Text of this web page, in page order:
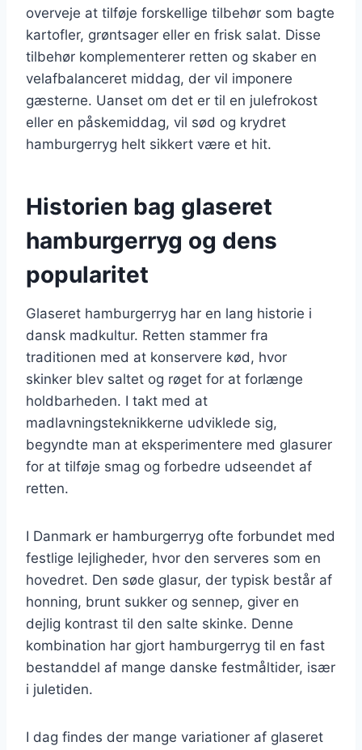
overveje at tilføje forskellige tilbehør som bagte
kartofler, grøntsager eller en frisk salat. Disse
tilbehør komplementerer retten og skaber en
velafbalanceret middag, der vil imponere
gæsterne. Uanset om det er til en julefrokost
eller en påskemiddag, vil sød og krydret
hamburgerryg helt sikkert være et hit.
Historien bag glaseret
hamburgerryg og dens
popularitet
Glaseret hamburgerryg har en lang historie i
dansk madkultur. Retten stammer fra
traditionen med at konservere kød, hvor
skinker blev saltet og røget for at forlænge
holdbarheden. I takt med at
madlavningsteknikkerne udviklede sig,
begyndte man at eksperimentere med glasurer
for at tilføje smag og forbedre udseendet af
retten.
I Danmark er hamburgerryg ofte forbundet med
festlige lejligheder, hvor den serveres som en
hovedret. Den søde glasur, der typisk består af
honning, brunt sukker og sennep, giver en
dejlig kontrast til den salte skinke. Denne
kombination har gjort hamburgerryg til en fast
bestanddel af mange danske festmåltider, især
i juletiden.
I dag findes der mange variationer af glaseret